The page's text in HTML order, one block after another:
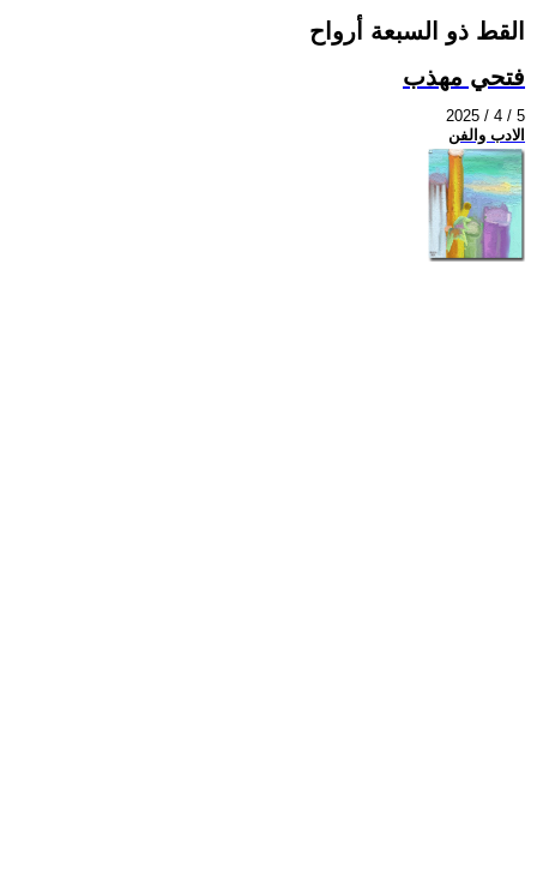
القط ذو السبعة أرواح
فتحي مهذب
2025 / 4 / 5
الادب والفن